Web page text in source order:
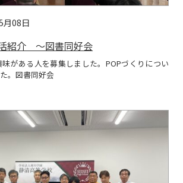
月08日
活紹介 ～図書同好会
がある人を募集しました。POPづくりについ
。図書同好会